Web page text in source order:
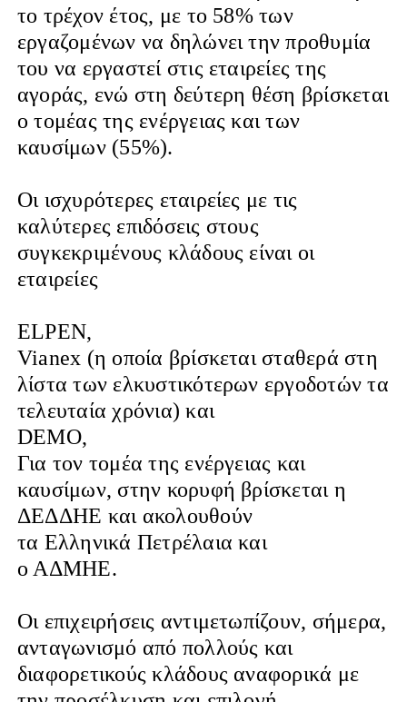
το τρέχον έτος, με το 58% των
εργαζομένων να δηλώνει την προθυμία
του να εργαστεί στις εταιρείες της
αγοράς, ενώ στη δεύτερη θέση βρίσκεται
ο τομέας της ενέργειας και των
καυσίμων (55%).
Οι ισχυρότερες εταιρείες με τις
καλύτερες επιδόσεις στους
συγκεκριμένους κλάδους είναι οι
εταιρείες
ELPEN,
Vianex (η οποία βρίσκεται σταθερά στη
λίστα των ελκυστικότερων εργοδοτών τα
τελευταία χρόνια) και
DEMO,
Για τον τομέα της ενέργειας και
καυσίμων, στην κορυφή βρίσκεται η
ΔΕΔΔΗΕ και ακολουθούν
τα Ελληνικά Πετρέλαια και
ο ΑΔΜΗΕ.
Οι επιχειρήσεις αντιμετωπίζουν, σήμερα,
ανταγωνισμό από πολλούς και
διαφορετικούς κλάδους αναφορικά με